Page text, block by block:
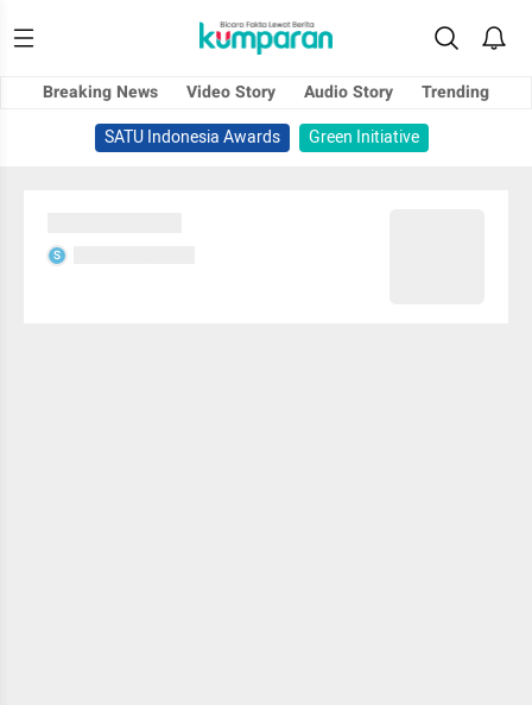
Breaking News Video Story Audio Story
Trending
SATU Indonesia Awards
Green Initiative
S